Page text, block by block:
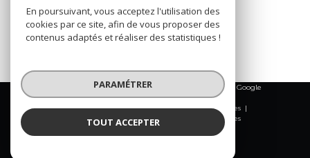
VOIR LE BIEN
© 2026 | Tous droits réservés | Traduction powered by Google
|
Nos honoraires
Plan du site
Mentions légales
Admin
Nos liens Politique RGPD Cookies
En poursuivant, vous acceptez l'utilisation des
cookies par ce site, afin de vous proposer des
contenus adaptés et réaliser des statistiques !
PARAMÉTRER
TOUT ACCEPTER